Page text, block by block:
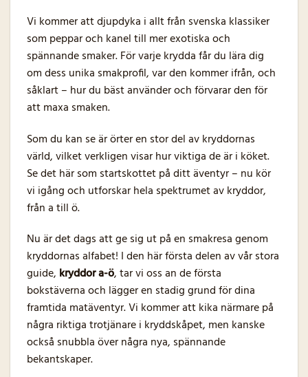
Vi kommer att djupdyka i allt från svenska klassiker
som peppar och kanel till mer exotiska och
spännande smaker. För varje krydda får du lära dig
om dess unika smakprofil, var den kommer ifrån, och
såklart – hur du bäst använder och förvarar den för
att maxa smaken.
Som du kan se är örter en stor del av kryddornas
värld, vilket verkligen visar hur viktiga de är i köket.
Se det här som startskottet på ditt äventyr – nu kör
vi igång och utforskar hela spektrumet av kryddor,
från a till ö.
Nu är det dags att ge sig ut på en smakresa genom
kryddornas alfabet! I den här första delen av vår stora
guide, kryddor a-ö, tar vi oss an de första
bokstäverna och lägger en stadig grund för dina
framtida matäventyr. Vi kommer att kika närmare på
några riktiga trotjänare i kryddskåpet, men kanske
också snubbla över några nya, spännande
bekantskaper.